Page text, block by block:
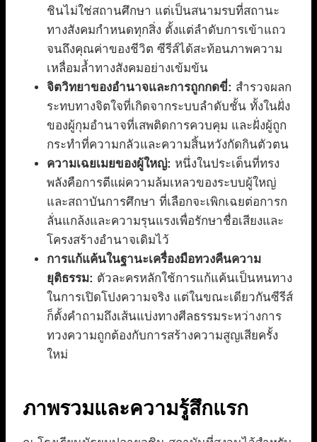
ชินไม่ใช่สถานศึกษา แต่เป็นสนามรบที่สถานะ
ทางสังคมกำหนดทุกสิ่ง ตั้งแต่ลำดับการเข้าแถว
จนถึงคุณค่าของชีวิต ซีรีส์ได้สะท้อนภาพความ
เหลื่อมล้ำทางสังคมอย่างเข้มข้น
จิตวิทยาของอำนาจและการถูกกดขี่: สำรวจผลก
ระทบทางจิตใจที่เกิดจากระบบลำดับชั้น ทั้งในฝั่ง
ของผู้กุมอำนาจที่เสพติดการควบคุม และฝั่งผู้ถูก
กระทำที่ความกลัวและความสิ้นหวังกัดกินตัวตน
ความเฉยเมยของผู้ใหญ่: หนึ่งในประเด็นที่ทรง
พลังคือการตีแผ่ความล้มเหลวของระบบผู้ใหญ่
และสถาบันการศึกษา ที่เลือกจะเพิกเฉยต่อการก
ลั่นแกล้งและความรุนแรงเพื่อรักษาชื่อเสียงและ
โครงสร้างอำนาจเดิมไว้
การแก้แค้นในฐานะเครื่องมือทวงคืนความ
ยุติธรรม: ตัวละครหลักใช้การแก้แค้นเป็นหนทาง
ในการเปิดโปงความจริง แต่ในขณะเดียวกันซีรีส์
ก็ตั้งคำถามถึงเส้นแบ่งทางศีลธรรมระหว่างการ
ทวงความถูกต้องกับการสร้างความสูญเสียครั้ง
ใหม่
ภาพรวมและความรู้สึกแรก